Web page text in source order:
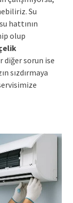
Su
hattının
olup
diğer sorun ise
sızdırmaya